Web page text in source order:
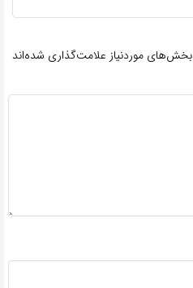
بخش‌های موردنیاز علامت‌گذاری شده‌اند